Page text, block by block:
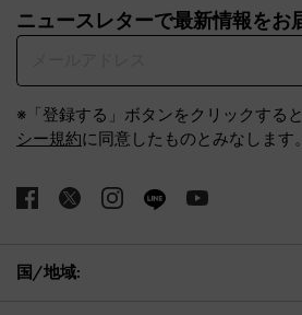
ニュースレターで最新情報をお
※「登録する」ボタンをクリックすると
シー規約に同意したものとみなします。
国/地域: